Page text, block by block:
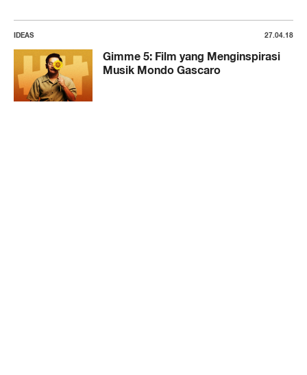
IDEAS 27.04.18
Gimme 5: Film yang Menginspirasi
Musik Mondo Gascaro